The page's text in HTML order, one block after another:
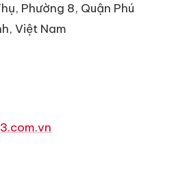
Phường 8, Quận Phú
Việt Nam